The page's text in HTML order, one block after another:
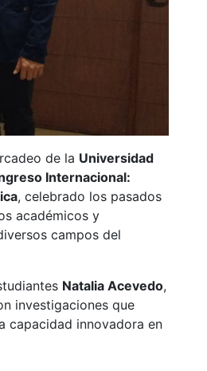
de la Universidad
Internacional:
, celebrado los pasados
académicos y
campos del
Natalia Acevedo,
investigaciones que
capacidad innovadora en